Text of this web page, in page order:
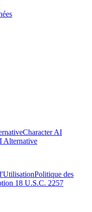
Character AI
Alternative
Politique des
18 U.S.C. 2257